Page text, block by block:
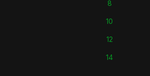
8
10
12
14